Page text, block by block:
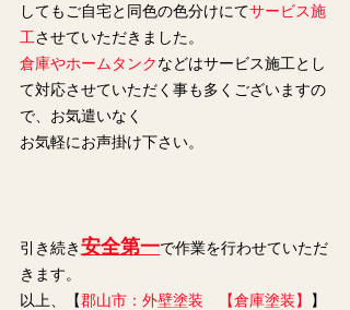
してもご自宅と同色の色分けにてサービス施
工させていただきました。
倉庫やホームタンクなどはサービス施工とし
て対応させていただく事も多くございますの
で、お気遣いなく
お気軽にお声掛け下さい。
引き続き安全第一で作業を行わせていただ
きます。
以上、【郡山市：外壁塗装　【倉庫塗装】
】